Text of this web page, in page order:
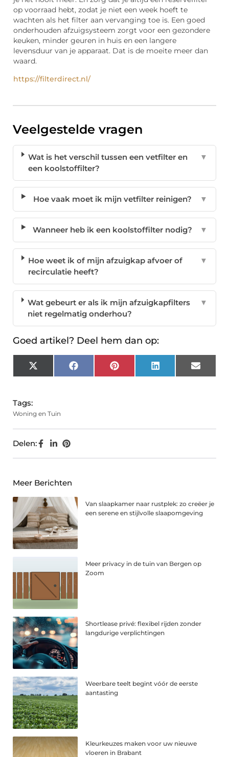
op voorraad hebt, zodat je niet een week hoeft te
wachten als het filter aan vervanging toe is. Een goed
onderhouden afzuigsysteem zorgt voor een gezondere
keuken, minder geuren in huis en een langere
levensduur van je apparaat. Dat is de moeite meer dan
waard.
https://filterdirect.nl/
Veelgestelde vragen
Wat is het verschil tussen een vetfilter en
een koolstoffilter?
▼
Hoe vaak moet ik mijn vetfilter reinigen? ▼
Wanneer heb ik een koolstoffilter nodig? ▼
Hoe weet ik of mijn afzuigkap afvoer of
recirculatie heeft?
▼
Wat gebeurt er als ik mijn afzuigkapfilters
niet regelmatig onderhou?
▼
Goed artikel? Deel hem dan op:
X
(Twitter)
FacebookPinterest LinkedIn Email
Tags:
Woning en Tuin
Delen:
Meer Berichten
Van slaapkamer naar rustplek: zo creëer je
een serene en stijlvolle slaapomgeving
Meer privacy in de tuin van Bergen op
Zoom
Shortlease privé: flexibel rijden zonder
langdurige verplichtingen
Weerbare teelt begint vóór de eerste
aantasting
Kleurkeuzes maken voor uw nieuwe
vloeren in Brabant